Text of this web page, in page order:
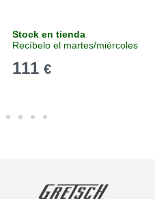
Stock en tienda
Recíbelo el martes/miércoles
111 €